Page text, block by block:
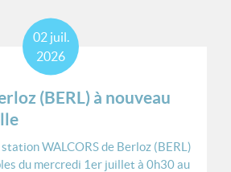
(BERL) à nouveau
02 juil.
2026
WALCORS de Berloz (BERL)
du mercredi 1er juillet à 0h30 au